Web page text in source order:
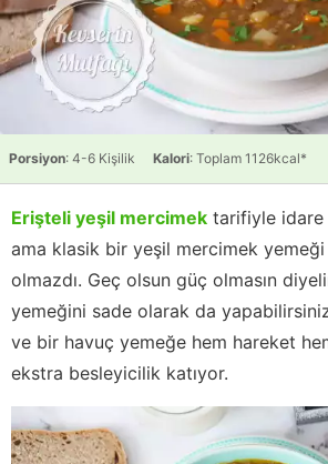
Porsiyon: 4-6 Kişilik Kalori: Toplam 1126kcal*
Erişteli yeşil mercimek tarifiyle idare
ama klasik bir yeşil mercimek
olmazdı. Geç olsun güç olmasın
yemeğini sade olarak da
ve bir havuç yemeğe hem hareket
ekstra besleyicilik katıyor.